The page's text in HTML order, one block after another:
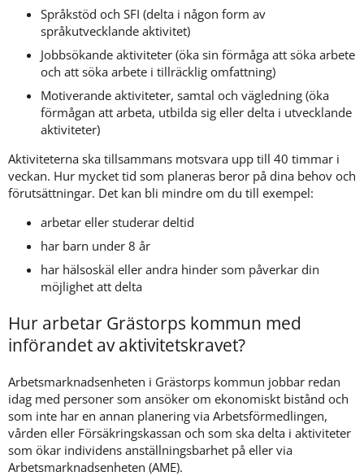
Språkstöd och SFI (delta i någon form av
språkutvecklande aktivitet)
Jobbsökande aktiviteter (öka sin förmåga att söka arbete
och att söka arbete i tillräcklig omfattning)
Motiverande aktiviteter, samtal och vägledning (öka
förmågan att arbeta, utbilda sig eller delta i utvecklande
aktiviteter)
Aktiviteterna ska tillsammans motsvara upp till 40 timmar i
veckan. Hur mycket tid som planeras beror på dina behov och
förutsättningar. Det kan bli mindre om du till exempel:
arbetar eller studerar deltid
har barn under 8 år
har hälsoskäl eller andra hinder som påverkar din
möjlighet att delta
Hur arbetar Grästorps kommun med
införandet av aktivitetskravet?
Arbetsmarknadsenheten i Grästorps kommun jobbar redan
idag med personer som ansöker om ekonomiskt bistånd och
som inte har en annan planering via Arbetsförmedlingen,
vården eller Försäkringskassan och som ska delta i aktiviteter
som ökar individens anställningsbarhet på eller via
Arbetsmarknadsenheten (AME).